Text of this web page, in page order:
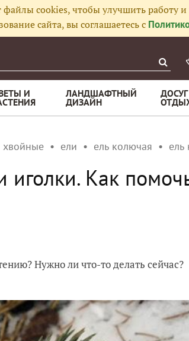
файлы cookies, чтобы улучшить работу
сайта, вы соглашаетесь с
И ЛАНДШАФТНЫЙ
ДИЗАЙН
хвойные ели ель колючая ель
иголки. Как
Нужно ли что-то делать сейчас?